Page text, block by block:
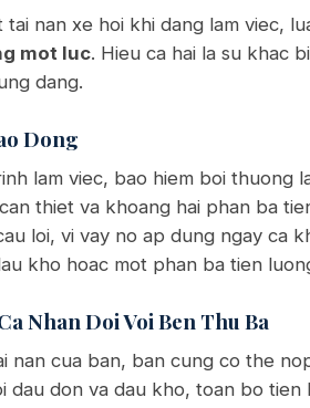
nan xe hoi khi dang lam viec,
mot luc. Hieu ca hai la su khac
dang.
Dong
lam viec, bao hiem boi thuong
thiet va khoang hai phan ba
loi, vi vay no ap dung ngay ca
kho hoac mot phan ba tien
Nhan Doi Voi Ben Thu Ba
nan cua ban, ban cung co the
dau don va dau kho, toan bo